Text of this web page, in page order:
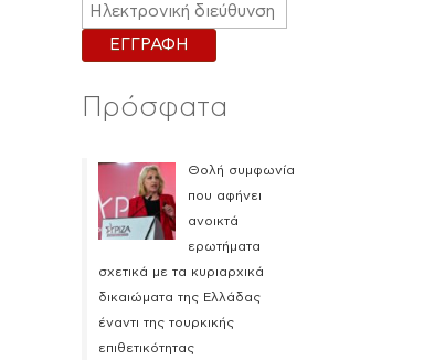
Πρόσφατα
Θολή συμφωνία
που αφήνει
ανοικτά
ερωτήματα
σχετικά με τα κυριαρχικά
δικαιώματα της Ελλάδας
έναντι της τουρκικής
επιθετικότητας